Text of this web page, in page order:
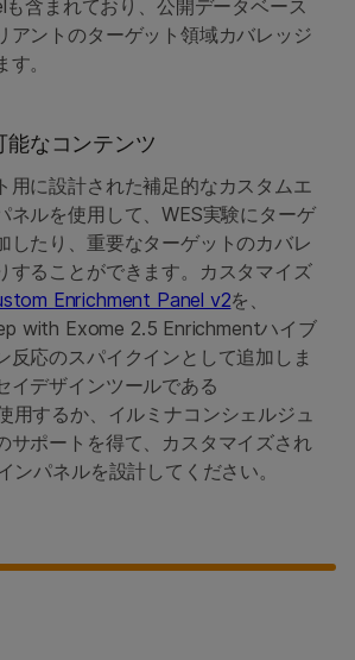
含まれており、公開データベース
アントのターゲット領域カバレッジ
。
能なコンテンツ
用に設計された補足的なカスタムエ
ネルを使用して、WES実験にターゲ
したり、重要なターゲットのカバレ
することができます。カスタマイズ
Enrichment Panel v2を、
with Exome 2.5 Enrichmentハイブ
反応のスパイクインとして追加しま
イデザインツールである
用するか、イルミナコンシェルジュ
サポートを得て、カスタマイズされ
ンパネルを設計してください。